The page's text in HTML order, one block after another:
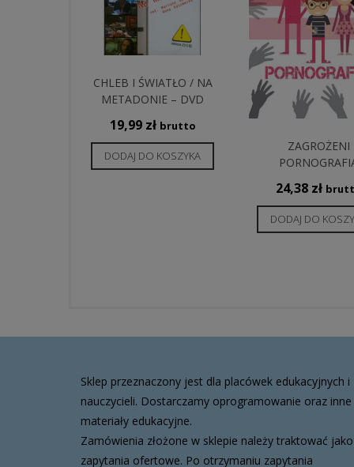
CHLEB I ŚWIATŁO / NA
METADONIE – DVD
19,99 zł brutto
DODAJ DO KOSZYKA
ZAGROŻENI
24,38 zł
DODAJ DO
Sklep przeznaczony jest dla placówek edukacyjnych i
nauczycieli. Dostarczamy oprogramowanie oraz inne
materiały edukacyjne.
Zamówienia złożone w sklepie należy traktować jako
zapytania ofertowe. Po otrzymaniu zapytania